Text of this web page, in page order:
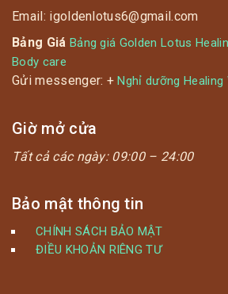
Email: igoldenlotus6@gmail.com
Bảng Giá Bảng giá Golden Lotus
Body care
Gửi messenger: +Nghỉ dưỡng Healing
Giờ mở cửa
Tất cả các ngày: 09:00 – 24:00
Bảo mật thông tin
CHÍNH SÁCH BẢO MẬT
ĐIỀU KHOẢN RIÊNG TƯ